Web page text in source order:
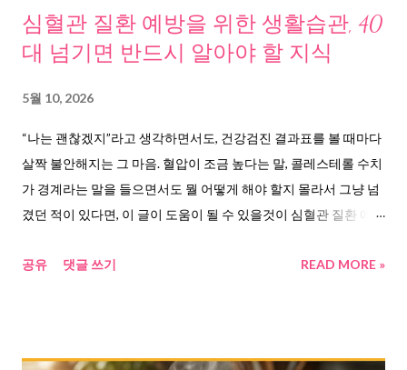
한 형태다. 여성 5명 중 1명, 임산부의 절반에서 발견된다. 매달 생
리로 혈액이 빠져나가고, 식사에서 철분 섭취가 부족하면 몸은 혈
색소를 만들 재료가 없다. 서울아산병원 질환백과 에 상세한 설명
이 있다. 둘째, 비타민 B12와 엽산이 부족하다. 적혈구를 만들려면
적혈구가 생성된다. 서울대학교병원 의학정보 에서 이 내용을 확
인할 수 있다. 셋째, 만성질환이나 출혈이 숨어 있다. 위궤양, 대장
용종, 암 같은 질환이 원인인 경우도 있다. ...
심혈관 질환 예방을 위한 생활습관, 40
대 넘기면 반드시 알아야 할 지식
5월 10, 2026
“나는 괜찮겠지”라고 생각하면서도, 건강검진 결과표를 볼 때마다
살짝 불안해지는 그 마음. 혈압이 조금 높다는 말, 콜레스테롤 수치
가 경계라는 말을 들으면서도 뭘 어떻게 해야 할지 몰라서 그냥 넘
겼던 적이 있다면, 이 글이 도움이 될 수 있을것이 심혈관 질환 예방
은 지금 이 순간에도 쉬지 않고 뛴다. 1분에 60~100번. 하루에 약
혈관질환 으로 세상을 떠났다. 암은 5년을 싸울 시간이라도 있지
공유 댓글 쓰기 READ MORE »